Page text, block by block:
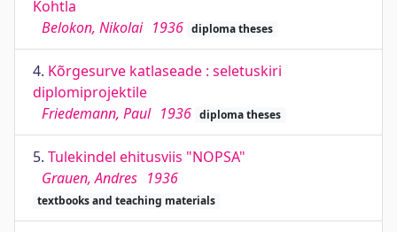
Kohtla
Belokon, Nikolai 1936 diploma theses
4. Kõrgesurve katlaseade : seletuskiri
diplomiprojektile
Friedemann, Paul 1936 diploma theses
5. Tulekindel ehitusviis "NOPSA"
Grauen, Andres 1936
textbooks and teaching materials